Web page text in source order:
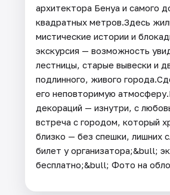
архитектора Бенуа и самого
квадратных метров.Здесь
мистические истории и
экскурсия — возможность
лестницы, старые вывески и
подлинного, живого
его неповторимую
декораций — изнутри, с
встреча с городом, который
близко — без спешки, лишних
билет у организатора;&bull;
бесплатно;&bull; Фото на